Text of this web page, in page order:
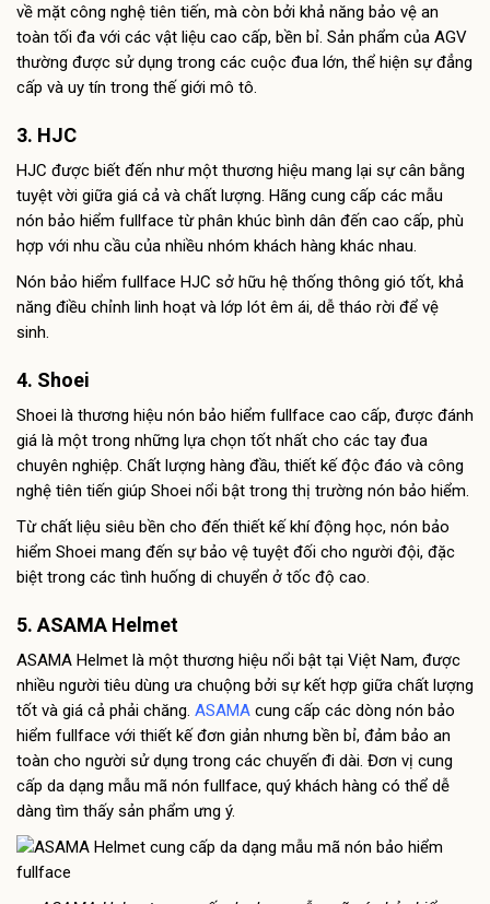
về mặt công nghệ tiên tiến, mà còn bởi khả năng bảo vệ an
toàn tối đa với các vật liệu cao cấp, bền bỉ. Sản phẩm của AGV
thường được sử dụng trong các cuộc đua lớn, thể hiện sự đẳng
cấp và uy tín trong thế giới mô tô.
3. HJC
HJC được biết đến như một thương hiệu mang lại sự cân bằng
tuyệt vời giữa giá cả và chất lượng. Hãng cung cấp các mẫu
nón bảo hiểm fullface từ phân khúc bình dân đến cao cấp, phù
hợp với nhu cầu của nhiều nhóm khách hàng khác nhau.
Nón bảo hiểm fullface HJC sở hữu hệ thống thông gió tốt, khả
năng điều chỉnh linh hoạt và lớp lót êm ái, dễ tháo rời để vệ
sinh.
4. Shoei
Shoei là thương hiệu nón bảo hiểm fullface cao cấp, được đánh
giá là một trong những lựa chọn tốt nhất cho các tay đua
chuyên nghiệp. Chất lượng hàng đầu, thiết kế độc đáo và công
nghệ tiên tiến giúp Shoei nổi bật trong thị trường nón bảo hiểm.
Từ chất liệu siêu bền cho đến thiết kế khí động học, nón bảo
hiểm Shoei mang đến sự bảo vệ tuyệt đối cho người đội, đặc
biệt trong các tình huống di chuyển ở tốc độ cao.
5. ASAMA Helmet
ASAMA Helmet là một thương hiệu nổi bật tại Việt Nam, được
nhiều người tiêu dùng ưa chuộng bởi sự kết hợp giữa chất lượng
tốt và giá cả phải chăng. ASAMA cung cấp các dòng nón bảo
hiểm fullface với thiết kế đơn giản nhưng bền bỉ, đảm bảo an
toàn cho người sử dụng trong các chuyến đi dài. Đơn vị cung
cấp da dạng mẫu mã nón fullface, quý khách hàng có thể dễ
dàng tìm thấy sản phẩm ưng ý.